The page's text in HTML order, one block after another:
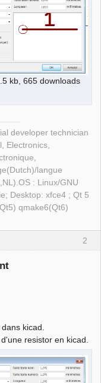
kb, 665 downloads
developer technician
Electronics,
langue
: Linux/GNU
Desktop: xfce4 ; Qt 5
qmake6(Qt6)
2
kicad.
resistor en kicad.